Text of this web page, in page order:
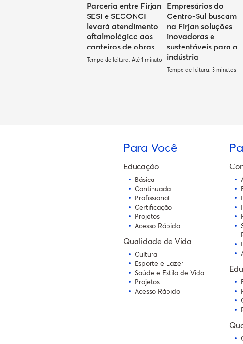
Parceria entre Firjan
SESI e SECONCI
levará atendimento
oftalmológico aos
canteiros de obras
Tempo de leitura: Até 1 minuto
Empresários do
Centro-Sul buscam
na Firjan soluções
inovadoras e
sustentáveis para a
indústria
Tempo de leitura: 3 minutos
Para Você
Educação
Básica
Continuada
Profissional
Certificação
Projetos
Acesso Rápido
Qualidade de Vida
Cultura
Esporte e Lazer
Saúde e Estilo de Vida
Projetos
Acesso Rápido